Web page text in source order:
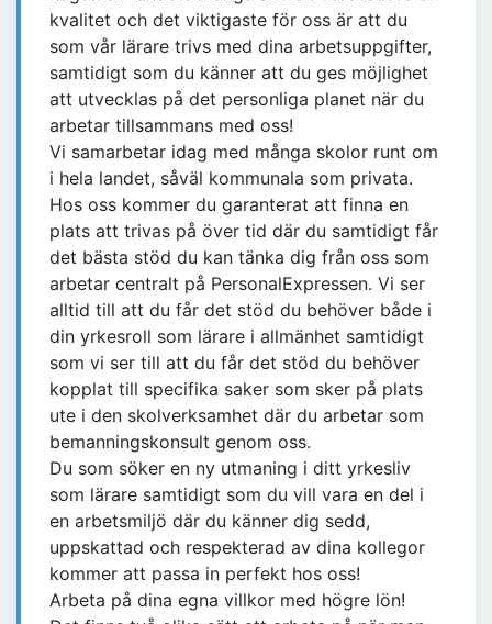
kvalitet och det viktigaste för oss är att du
som vår lärare trivs med dina arbetsuppgifter,
samtidigt som du känner att du ges möjlighet
att utvecklas på det personliga planet när du
arbetar tillsammans med oss!
Vi samarbetar idag med många skolor runt om
i hela landet, såväl kommunala som privata.
Hos oss kommer du garanterat att finna en
plats att trivas på över tid där du samtidigt får
det bästa stöd du kan tänka dig från oss som
arbetar centralt på PersonalExpressen. Vi ser
alltid till att du får det stöd du behöver både i
din yrkesroll som lärare i allmänhet samtidigt
som vi ser till att du får det stöd du behöver
kopplat till specifika saker som sker på plats
ute i den skolverksamhet där du arbetar som
bemanningskonsult genom oss.
Du som söker en ny utmaning i ditt yrkesliv
som lärare samtidigt som du vill vara en del i
en arbetsmiljö där du känner dig sedd,
uppskattad och respekterad av dina kollegor
kommer att passa in perfekt hos oss!
Arbeta på dina egna villkor med högre lön!